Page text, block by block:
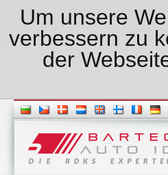
Um unsere
verbessern zu
der